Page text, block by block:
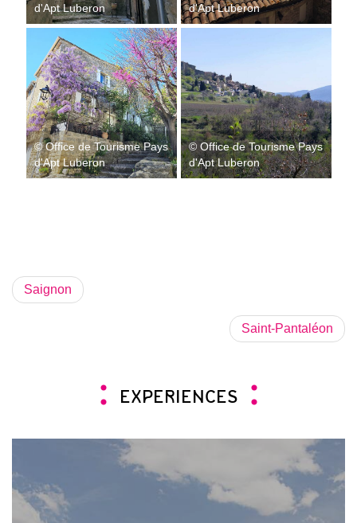
d'Apt Luberon
d'Apt Luberon
© Office de Tourisme Pays
d'Apt Luberon
© Office de Tourisme Pays
d'Apt Luberon
Saignon
Saint-Pantaléon
EXPERIENCES